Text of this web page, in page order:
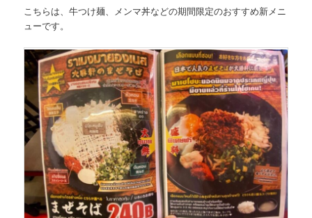
こちらは、牛つけ麺、メンマ丼などの期間限定のおすすめ新メニ
ューです。